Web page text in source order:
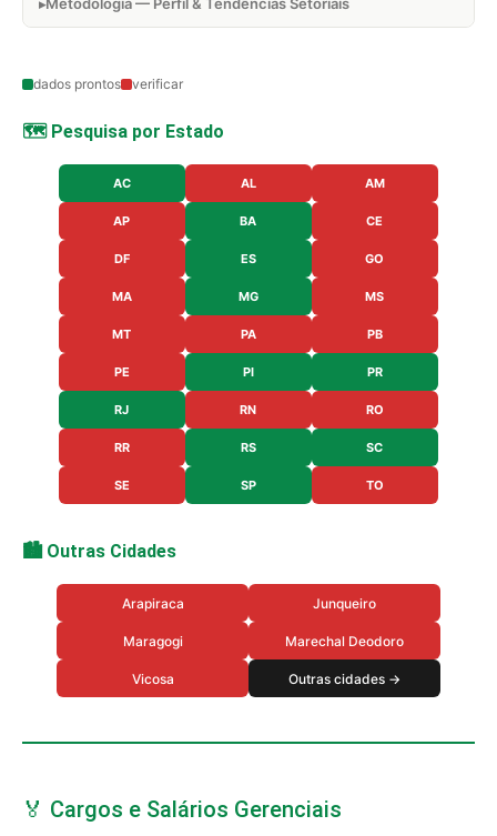
dados prontos verificar
🗺️ Pesquisa por Estado
AC AL AM
AP BA CE
DF ES GO
MA MG MS
MT PA PB
PE PI PR
RJ RN RO
RR RS SC
SE SP TO
🏙️ Outras Cidades
Arapiraca Junqueiro
Maragogi Marechal Deodoro
Vicosa Outras cidades →
🏅 Cargos e Salários Gerenciais